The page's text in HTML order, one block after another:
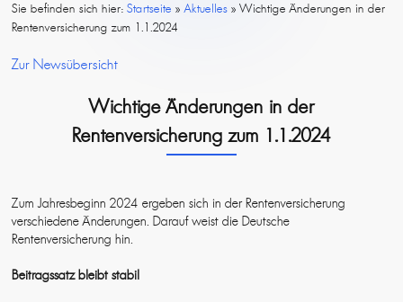
Sie befinden sich hier:Startseite »Aktuelles »Wichtige Änderungen in der
Rentenversicherung zum 1.1.2024
Zur Newsübersicht
Wichtige Änderungen in der
Rentenversicherung zum 1.1.2024
Zum Jahresbeginn 2024 ergeben sich in der Rentenversicherung
verschiedene Änderungen. Darauf weist die Deutsche
Rentenversicherung hin.
Beitragssatz bleibt stabil